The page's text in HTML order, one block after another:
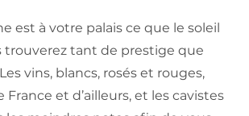
est à votre palais ce que le soleil
trouverez tant de prestige que
vins, blancs, rosés et rouges,
et d’ailleurs, et les cavistes